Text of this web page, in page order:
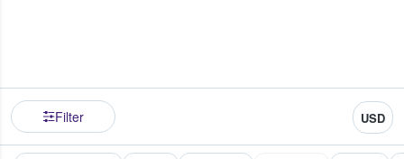
Filter USD